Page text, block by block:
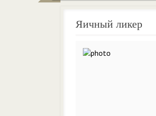
Яичный ликер